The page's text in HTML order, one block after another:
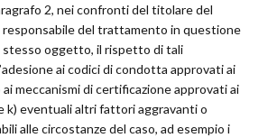
2, nei confronti del titolare del
del trattamento in questione
stesso oggetto, il rispetto di tali
ai codici di condotta approvati ai
ai meccanismi di certificazione approvati ai
k) eventuali altri fattori aggravanti o
alle circostanze del caso, ad esempio i